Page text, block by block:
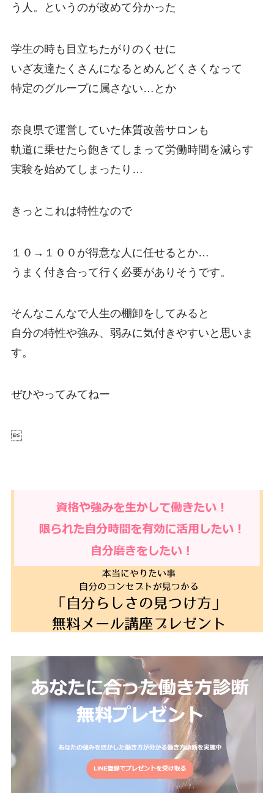
う人。というのが改めて分かった
学生の時も目立ちたがりのくせに
いざ友達たくさんになるとめんどくさくなって
特定のグループに属さない…とか
奈良県で運営していた体質改善サロンも
軌道に乗せたら飽きてしまって労働時間を減らす
実験を始めてしまったり…
きっとこれは特性なので
１０→１００が得意な人に任せるとか…
うまく付き合って行く必要がありそうです。
そんなこんなで人生の棚卸をしてみると
自分の特性や強み、弱みに気付きやすいと思いま
す。
ぜひやってみてねー
